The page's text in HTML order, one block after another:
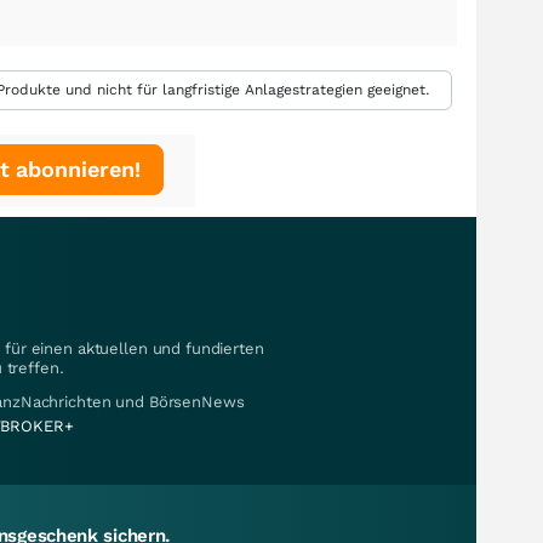
und nicht für langfristige Anlagestrategien geeignet.
abonnieren!
für einen aktuellen und fundierten
treffen.
und BörsenNews
sichern.